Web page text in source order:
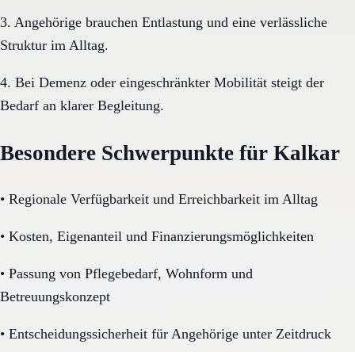
3. Angehörige brauchen Entlastung und eine verlässliche
Struktur im Alltag.
4. Bei Demenz oder eingeschränkter Mobilität steigt der
Bedarf an klarer Begleitung.
Besondere Schwerpunkte für Kalkar
• Regionale Verfügbarkeit und Erreichbarkeit im Alltag
• Kosten, Eigenanteil und Finanzierungsmöglichkeiten
• Passung von Pflegebedarf, Wohnform und
Betreuungskonzept
• Entscheidungssicherheit für Angehörige unter Zeitdruck